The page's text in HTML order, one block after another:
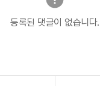
등록된 댓글이 없습니다.